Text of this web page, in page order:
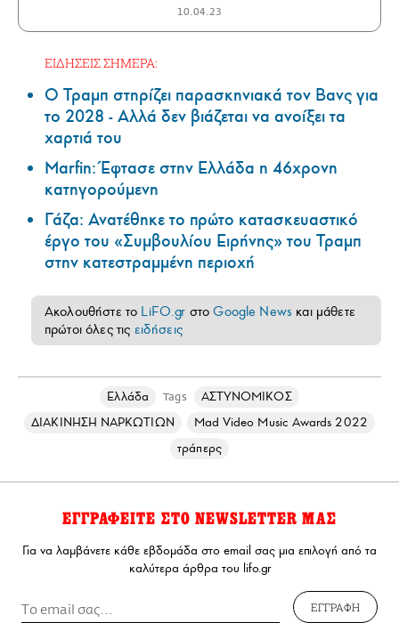
10.04.23
ΕΙΔΗΣΕΙΣ ΣΗΜΕΡΑ:
Ο Τραμπ στηρίζει παρασκηνιακά τον Βανς για
το 2028 - Αλλά δεν βιάζεται να ανοίξει τα
χαρτιά του
Marfin: Έφτασε στην Ελλάδα η 46χρονη
κατηγορούμενη
Γάζα: Ανατέθηκε το πρώτο κατασκευαστικό
έργο του «Συμβουλίου Ειρήνης» του Τραμπ
στην κατεστραμμένη περιοχή
Ακολουθήστε το LiFO.gr στοGoogle News και μάθετε
πρώτοι όλες τις ειδήσεις
Ελλάδα Tags
ΑΣΤΥΝΟΜΙΚΟΣ
ΔΙΑΚΙΝΗΣΗ ΝΑΡΚΩΤΙΩΝ
Mad Video Music Awards 2022
τράπερς
ΕΓΓΡΑΦΕΙΤΕ ΣΤΟ NEWSLETTER ΜΑΣ
Για να λαμβάνετε κάθε εβδομάδα στο email σας μια επιλογή από τα
καλύτερα άρθρα του lifo.gr
ΕΓΓΡΑΦΗ